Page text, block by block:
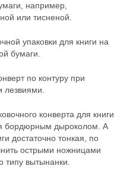
например,
или тисненой.
упаковки для книги на
бумаги.
по контуру при
конверта для книги
бордюрным дыроколом. А
достаточно тонкая, по
острыми ножницами
типу вытынанки.